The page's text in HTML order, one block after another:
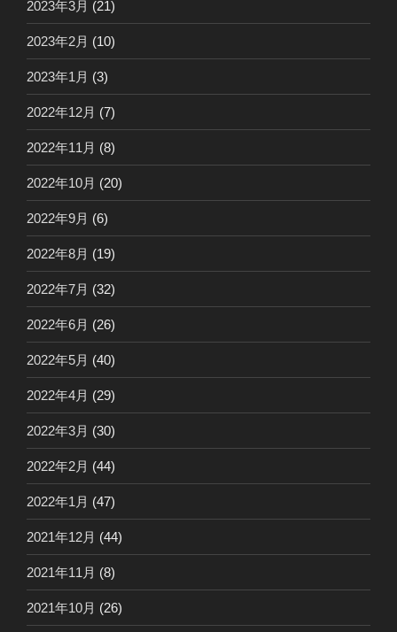
2023年3月 (21)
2023年2月 (10)
2023年1月 (3)
2022年12月 (7)
2022年11月 (8)
2022年10月 (20)
2022年9月 (6)
2022年8月 (19)
2022年7月 (32)
2022年6月 (26)
2022年5月 (40)
2022年4月 (29)
2022年3月 (30)
2022年2月 (44)
2022年1月 (47)
2021年12月 (44)
2021年11月 (8)
2021年10月 (26)